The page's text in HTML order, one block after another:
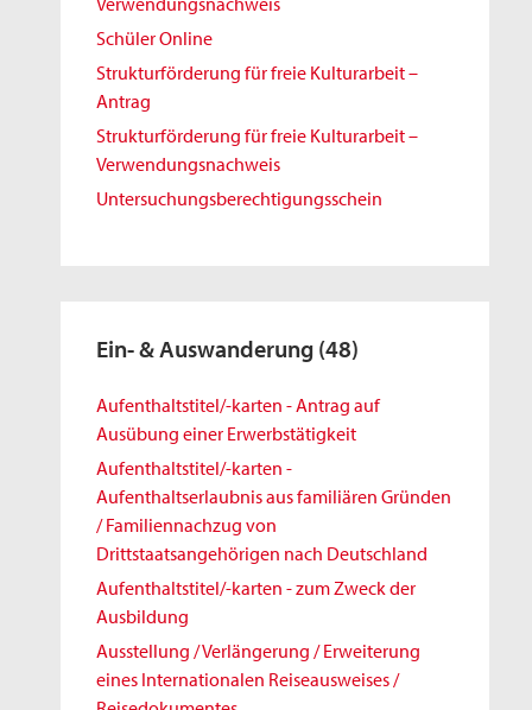
Schüler Online
Strukturförderung für freie Kulturarbeit –
Antrag
Strukturförderung für freie Kulturarbeit –
Verwendungsnachweis
Untersuchungsberechtigungsschein
Ein- & Auswanderung (48)
Aufenthaltstitel/-karten - Antrag auf
Ausübung einer Erwerbstätigkeit
Aufenthaltstitel/-karten -
Aufenthaltserlaubnis aus familiären Gründen
/ Familiennachzug von
Drittstaatsangehörigen nach Deutschland
Aufenthaltstitel/-karten - zum Zweck der
Ausbildung
Ausstellung / Verlängerung / Erweiterung
eines Internationalen Reiseausweises /